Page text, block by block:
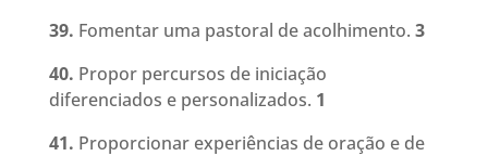
39. Fomentar uma pastoral de acolhimento. 3
40. Propor percursos de iniciação
diferenciados e personalizados. 1
41. Proporcionar experiências de oração e de